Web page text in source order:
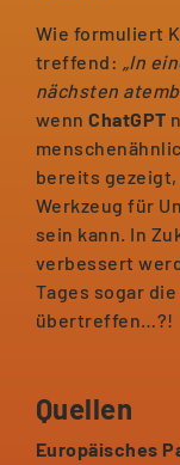
Wie formuliert
treffend: „In
nächsten
wennChatGPT
bereits
Werkzeug für
sein kann. In
verbessert
Tages sogar
übertreffen…?!
Quellen
Europäisches